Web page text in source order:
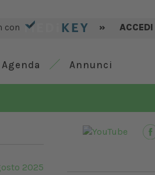
con » ACCEDI
Agenda Annunci
2025